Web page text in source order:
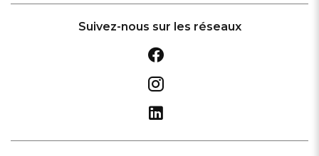
Suivez-nous sur les réseaux